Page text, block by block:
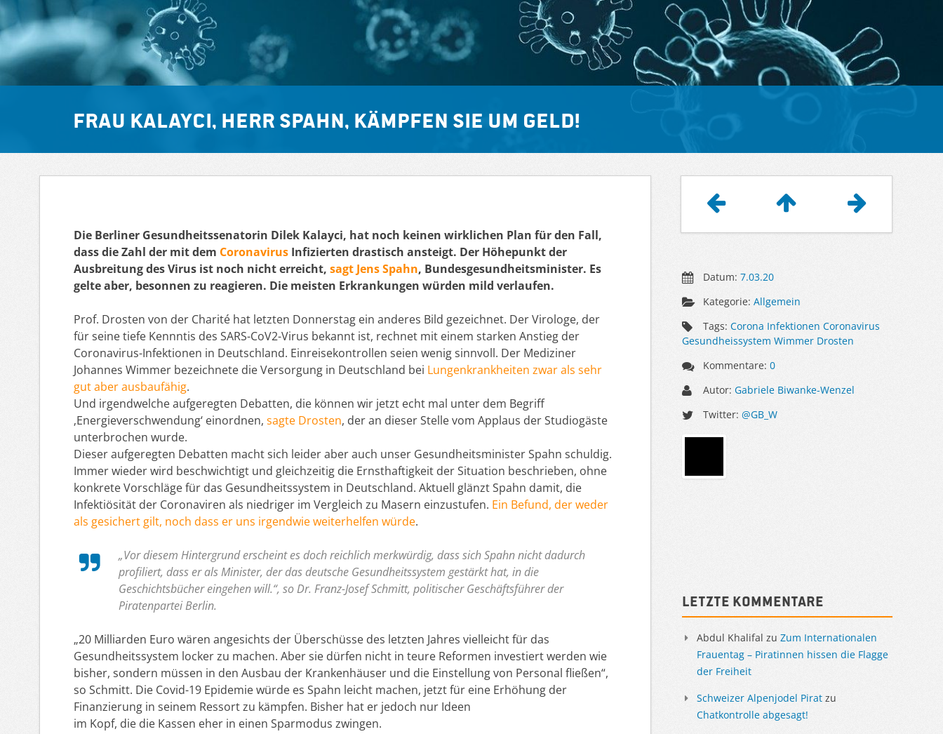
Frau Kalayci, Herr Spahn, kämpfen Sie um Geld!
Die Berliner Gesundheitssenatorin Dilek Kalayci, hat noch keinen wirklichen Plan für den Fall,
dass die Zahl der mit dem Coronavirus Infizierten drastisch ansteigt. Der Höhepunkt der
Ausbreitung des Virus ist noch nicht erreicht, sagt Jens Spahn, Bundesgesundheitsminister. Es
gelte aber, besonnen zu reagieren. Die meisten Erkrankungen würden mild verlaufen.
Prof. Drosten von der Charité hat letzten Donnerstag ein anderes Bild gezeichnet. Der Virologe, der
für seine tiefe Kennntis des SARS-CoV2-Virus bekannt ist, rechnet mit einem starken Anstieg der
Coronavirus-Infektionen in Deutschland. Einreisekontrollen seien wenig sinnvoll. Der Mediziner
Johannes Wimmer bezeichnete die Versorgung in Deutschland bei Lungenkrankheiten zwar als sehr
gut aber ausbaufähig.
Und irgendwelche aufgeregten Debatten, die können wir jetzt echt mal unter dem Begriff
‚Energieverschwendung‘ einordnen, sagte Drosten, der an dieser Stelle vom Applaus der Studiogäste
unterbrochen wurde.
Dieser aufgeregten Debatten macht sich leider aber auch unser Gesundheitsminister Spahn schuldig.
Immer wieder wird beschwichtigt und gleichzeitig die Ernsthaftigkeit der Situation beschrieben, ohne
konkrete Vorschläge für das Gesundheitssystem in Deutschland. Aktuell glänzt Spahn damit, die
Infektiösität der Coronaviren als niedriger im Vergleich zu Masern einzustufen. Ein Befund, der weder
als gesichert gilt, noch dass er uns irgendwie weiterhelfen würde.
„Vor diesem Hintergrund erscheint es doch reichlich merkwürdig, dass sich Spahn nicht dadurch
profiliert, dass er als Minister, der das deutsche Gesundheitssystem gestärkt hat, in die
Geschichtsbücher eingehen will.“, so Dr. Franz-Josef Schmitt, politischer Geschäftsführer der
Piratenpartei Berlin.
„20 Milliarden Euro wären angesichts der Überschüsse des letzten Jahres vielleicht für das
Gesundheitssystem locker zu machen. Aber sie dürfen nicht in teure Reformen investiert werden wie
bisher, sondern müssen in den Ausbau der Krankenhäuser und die Einstellung von Personal fließen“,
so Schmitt. Die Covid-19 Epidemie würde es Spahn leicht machen, jetzt für eine Erhöhung der
Finanzierung in seinem Ressort zu kämpfen. Bisher hat er jedoch nur Ideen
im Kopf, die die Kassen eher in einen Sparmodus zwingen.
Datum:7.03.20
Kategorie:Allgemein
Tags: Corona Infektionen Coronavirus
Gesundheissystem Wimmer Drosten
Kommentare:0
Autor:Gabriele Biwanke-Wenzel
Twitter:@GB_W
Letzte Kommentare
Abdul Khalifal zu Zum Internationalen
Frauentag – Piratinnen hissen die Flagge
der Freiheit
Schweizer Alpenjodel Pirat zu
Chatkontrolle abgesagt!